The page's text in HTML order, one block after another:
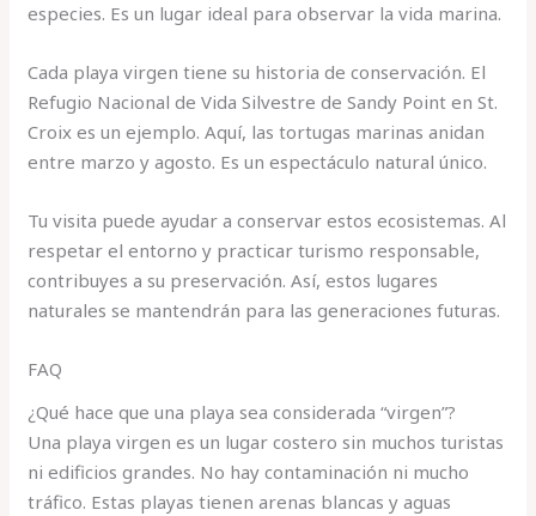
especies. Es un lugar ideal para observar la vida marina.
Cada playa virgen tiene su historia de conservación. El
Refugio Nacional de Vida Silvestre de Sandy Point en St.
Croix es un ejemplo. Aquí, las tortugas marinas anidan
entre marzo y agosto. Es un espectáculo natural único.
Tu visita puede ayudar a conservar estos ecosistemas. Al
respetar el entorno y practicar turismo responsable,
contribuyes a su preservación. Así, estos lugares
naturales se mantendrán para las generaciones futuras.
FAQ
¿Qué hace que una playa sea considerada “virgen”?
Una playa virgen es un lugar costero sin muchos turistas
ni edificios grandes. No hay contaminación ni mucho
tráfico. Estas playas tienen arenas blancas y aguas